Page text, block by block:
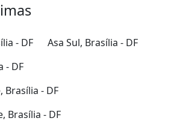
- DF
Asa Sul, Brasília - DF
- DF
- DF
Brasília - DF